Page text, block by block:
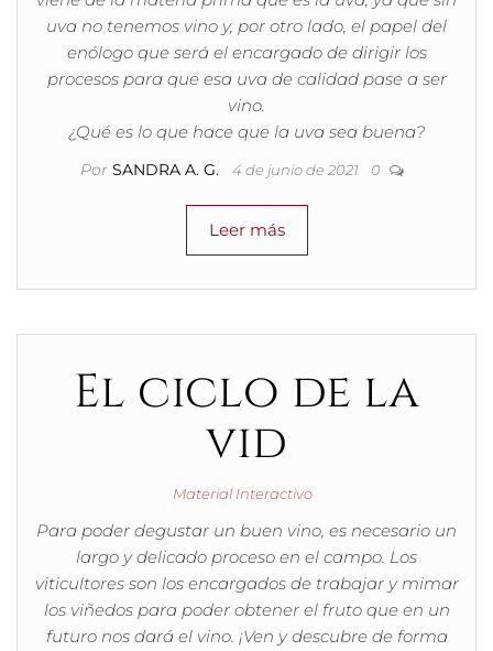
uva no tenemos vino y, por otro lado, el papel del
enólogo que será el encargado de dirigir los
procesos para que esa uva de calidad pase a ser
vino.
¿Qué es lo que hace que la uva sea buena?
Por SANDRA A. G. 4 de junio de 2021 0
Leer más
El ciclo de la
vid
Material Interactivo
Para poder degustar un buen vino, es necesario un
largo y delicado proceso en el campo. Los
viticultores son los encargados de trabajar y mimar
los viñedos para poder obtener el fruto que en un
futuro nos dará el vino. ¡Ven y descubre de forma